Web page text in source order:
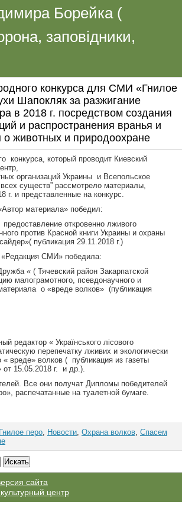
Борейка (
заповідники,
конкурса для СМИ «Гнилое
Шапокляк за разжигание
в 2018 г. посредством создания
и распространения вранья и
о животных и природоохране
конкурса, который проводит Киевский
организаций Украины и Всепольское
существ” рассмотрело материалы,
г. и представленные на конкурс.
материала» победил:
откровенно лживого
против Красной книги Украины и охраны
публикация 29.11.2018 г.)
«Редакция СМИ» победила:
« ( Тячевский район Закарпатской
малограмотного, псевдонаучного и
о «вреде волков» (публикация
редактор « Українського лісового
перепечатку лживих и экологически
« вреде» волков ( публикация из газеты
15.05.2018 г. и др.).
Все они получат Дипломы победителей
распечатанные на туалетной бумаге.
Гнилое перо, Новости, Охрана волков, Спасем
сайта
центр